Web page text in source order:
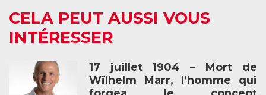
CELA PEUT AUSSI VOUS
INTÉRESSER
17 juillet 1904 – Mort de
Wilhelm Marr, l’homme qui